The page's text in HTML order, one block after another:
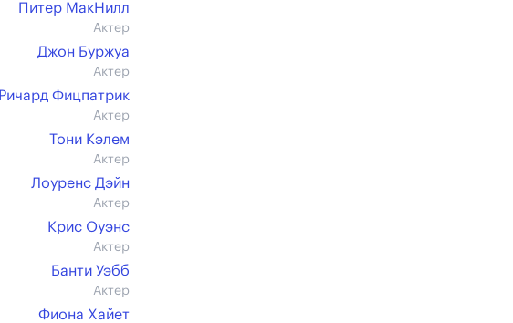
Питер МакНилл
Актер
Джон Буржуа
Актер
Ричард Фицпатрик
Актер
Тони Кэлем
Актер
Лоуренс Дэйн
Актер
Крис Оуэнс
Актер
Банти Уэбб
Актер
Фиона Хайет